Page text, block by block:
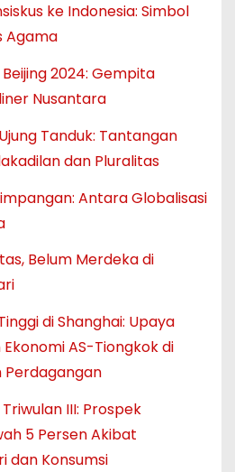
ke Indonesia: Simbol
Agama
2024: Gempita
Nusantara
Tanduk: Tantangan
dan Pluralitas
Antara Globalisasi
Belum Merdeka di
di Shanghai: Upaya
AS-Tiongkok di
Perdagangan
III: Prospek
5 Persen Akibat
dan Konsumsi